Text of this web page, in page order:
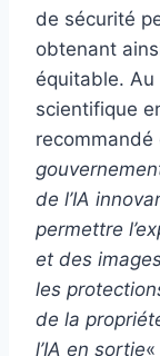
de sécurité
obtenant
équitable. Au
scientifique
recommandé
de l’IA
permettre
et des
les
de la
l’IA en sortie«